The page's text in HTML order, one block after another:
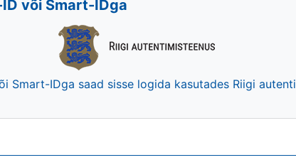
või Smart-IDga
Smart-IDga saad sisse logida kasutades Riigi